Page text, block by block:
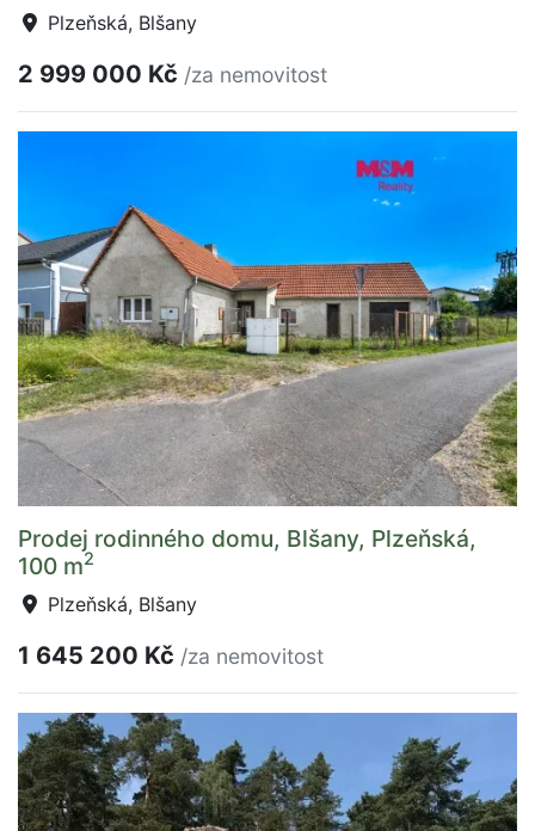
Plzeňská, Blšany
2 999 000 Kč /za nemovitost
Prodej rodinného domu, Blšany, Plzeňská,
100 m2
Plzeňská, Blšany
1 645 200 Kč /za nemovitost